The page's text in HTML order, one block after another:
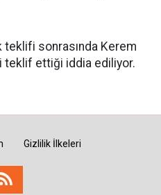
teklifi sonrasında Kerem
teklif ettiği iddia ediliyor.
Gizlilik İlkeleri